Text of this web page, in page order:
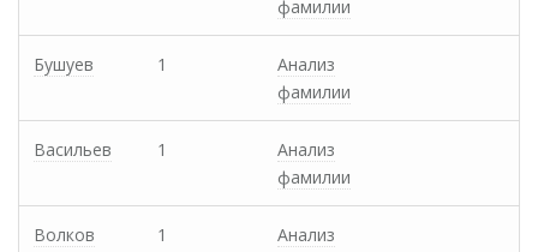
фамилии
Бушуев 1
Анализ
фамилии
Васильев 1
Анализ
фамилии
Волков 1
Анализ